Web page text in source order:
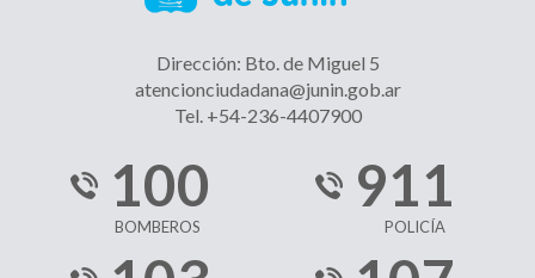
Dirección: Bto. de Miguel 5
atencionciudadana@junin.gob.ar
Tel. +54-236-4407900
100
BOMBEROS
911
POLICÍA